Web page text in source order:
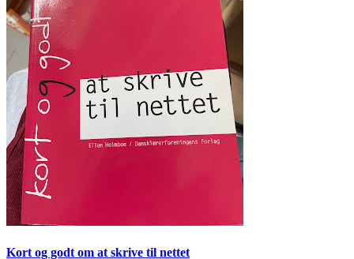
Kort og godt om at skrive til nettet